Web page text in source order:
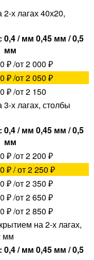
х лагах 40х20,
/ мм 0,45 мм / 0,5
мм
₽ /от 2 000 ₽
₽ /от 2 050 ₽
₽ /от 2 150
х лагах, столбы
/ мм 0,45 мм / 0,5
мм
₽ /от 2 200 ₽
₽ / от 2 250 ₽
₽ /от 2 350 ₽
₽ /от 2 650 ₽
₽ /от 2 850 ₽
на 2-х лагах,
мм
/ мм 0,45 мм / 0,5